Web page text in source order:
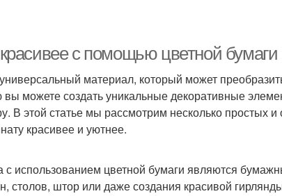
с помощью цветной бумаги
материал, который может
можете создать уникальные декоративные
В этой статье мы рассмотрим несколько простых и
красивее и уютнее.
использованием цветной бумаги являются
столов, штор или даже создания красивой